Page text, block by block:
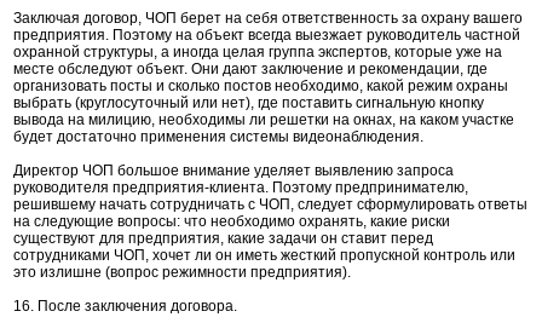
Заключая договор, ЧОП берет на себя ответственность за охрану вашего
предприятия. Поэтому на объект всегда выезжает руководитель частной
охранной структуры, а иногда целая группа экспертов, которые уже на
месте обследуют объект. Они дают заключение и рекомендации, где
организовать посты и сколько постов необходимо, какой режим охраны
выбрать (круглосуточный или нет), где поставить сигнальную кнопку
вывода на милицию, необходимы ли решетки на окнах, на каком участке
будет достаточно применения системы видеонаблюдения.
Директор ЧОП большое внимание уделяет выявлению запроса
руководителя предприятия-клиента. Поэтому предпринимателю,
решившему начать сотрудничать с ЧОП, следует сформулировать ответы
на следующие вопросы: что необходимо охранять, какие риски
существуют для предприятия, какие задачи он ставит перед
сотрудниками ЧОП, хочет ли он иметь жесткий пропускной контроль или
это излишне (вопрос режимности предприятия).
16. После заключения договора.